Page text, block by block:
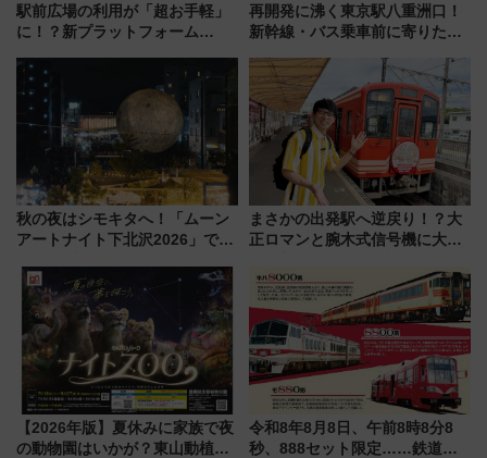
駅前広場の利用が「超お手軽」
に！？新プラットフォーム
マホで簡単申請 物販や演奏会な
どに【JR東日本】
再開発に沸く東京駅八重洲口！
新幹線・バス乗車前に寄りたい
やり＆スタミナグルメ」6選【新
店舗も！】
秋の夜はシモキタへ！「ムーン
アートナイト下北沢2026」でイ
を満喫しよう
まさかの出発駅へ逆戻り！？大
正ロマンと腕木式信号機に大興
目の舞台は岐阜県の「明知鉄
道」
【2026年版】夏休みに家族で夜
の動物園はいかが？東山動植物
令和8年8月8日、午前8時8分8
秒、888セット限定……鉄道各